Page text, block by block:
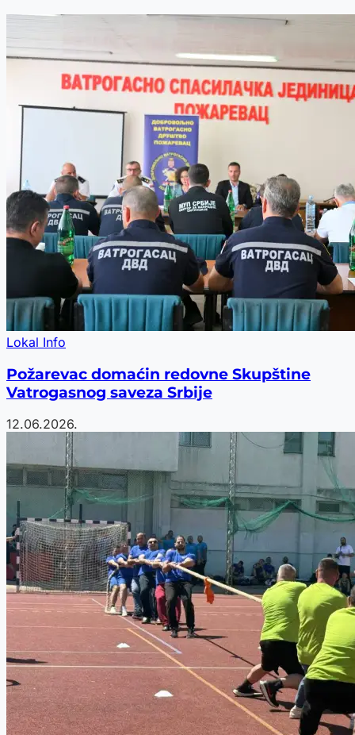
Lokal Info
Požarevac domaćin redovne Skupštine
Vatrogasnog saveza Srbije
12.06.2026.